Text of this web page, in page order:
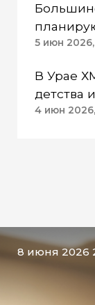
на День
5 июн 2026,
В Урае
детства
4 июн
8 июня 2026